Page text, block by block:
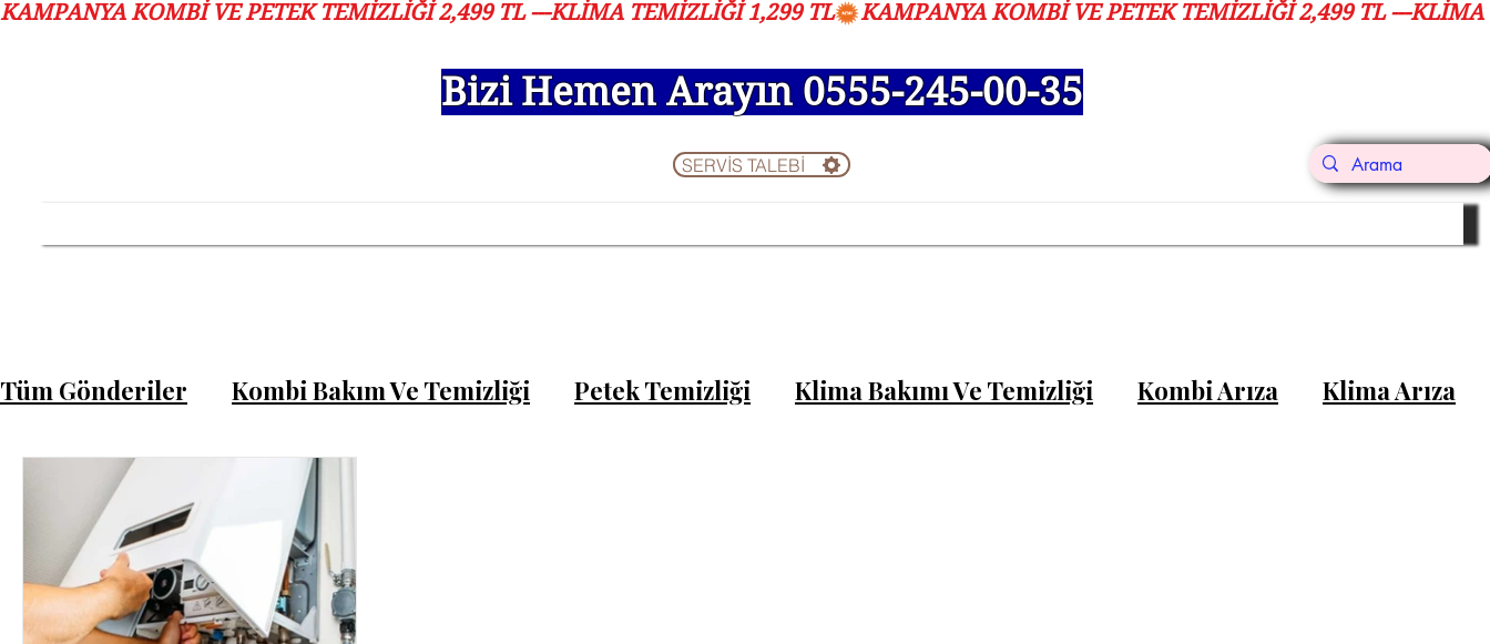
KAMPANYA KOMBİ VE PETEK TEMİZLIĞI 2,499 TL ---KLİMA TEMİZLİĞİ 1,299 TL
Bizi Hemen Arayın 0555-245-00-35
SERVİS TALEBİ
Tüm Gönderiler Kombi Bakım Ve Temizliği Petek Temizliği Klima Bakımı Ve Temizliği Kombi Arıza Klima Arıza